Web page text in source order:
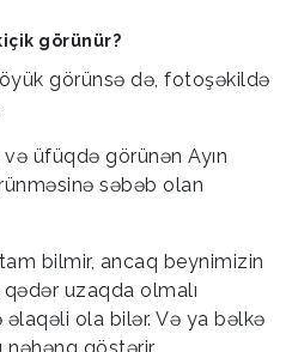
görünür?
görünsə də, fotoşəkildə
və üfüqdə görünən Ayın
səbəb olan
bilmir, ancaq beynimizin
uzaqda olmalı
ola bilər. Və ya bəlkə